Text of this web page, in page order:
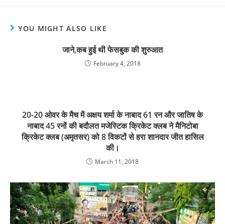
YOU MIGHT ALSO LIKE
जाने,कब हुई थी फेसबुक की शुरुआत
February 4, 2018
20-20 ओवर के मैच में अक्षय शर्मा के नाबाद 61 रन और जातिष के
नाबाद 45 रनों की बदौलत मजेस्टिक क्रिकेट क्लब ने मैनिटोबा
क्रिकेट क्लब (अमृतसर) को 8 विकटों से हरा शानदार जीत हासिल
की।
March 11, 2018